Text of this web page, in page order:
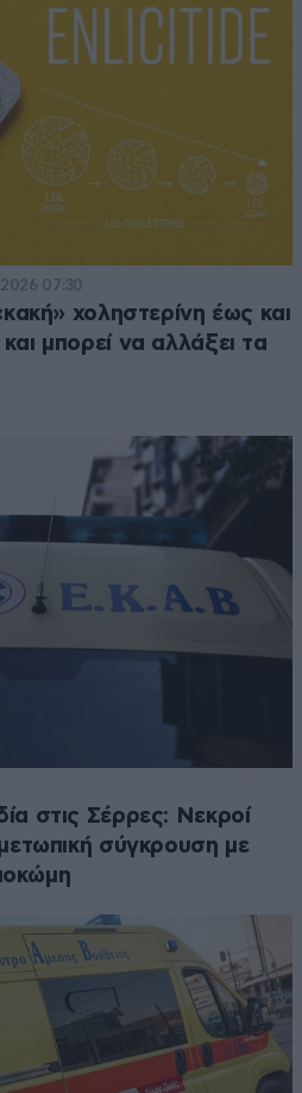
07:30
χοληστερίνη έως και
μπορεί να αλλάξει τα
στις Σέρρες: Νεκροί
σύγκρουση με